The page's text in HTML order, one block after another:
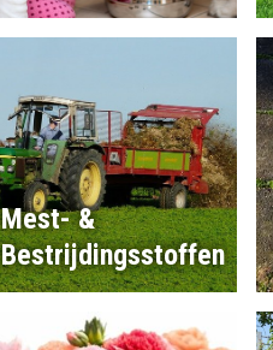
Mest- &
Bestrijdingsstoffen